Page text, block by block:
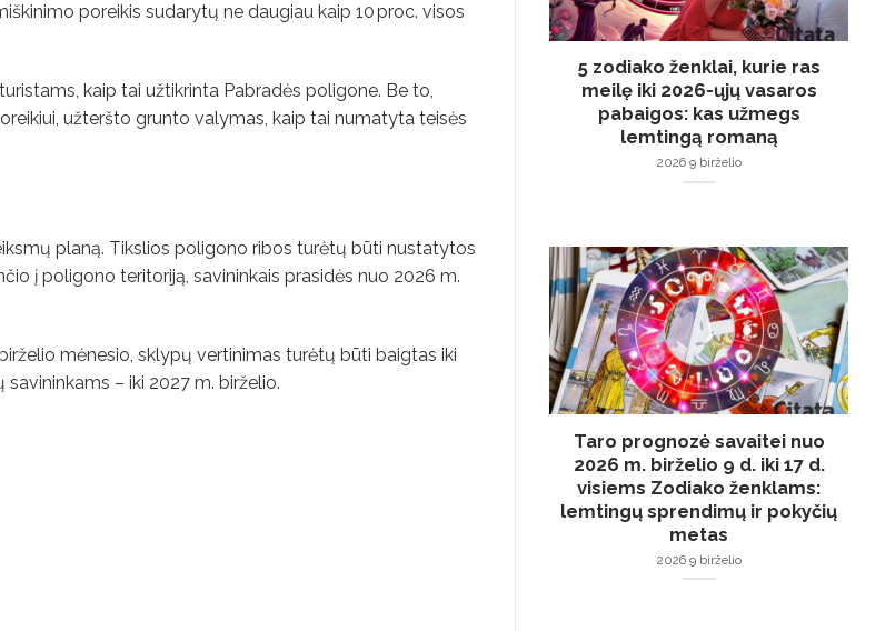
poreikis sudarytų ne daugiau kaip 10 proc. visos
kaip tai užtikrinta Pabradės poligone. Be to,
užteršto grunto valymas, kaip tai numatyta teisės
planą. Tikslios poligono ribos turėtų būti nustatytos
į poligono teritoriją, savininkais prasidės nuo 2026 m.
mėnesio, sklypų vertinimas turėtų būti baigtas iki
– iki 2027 m. birželio.
5 zodiako ženklai, kurie ras
meilę iki 2026-ųjų vasaros
pabaigos: kas užmegs
lemtingą romaną
2026 9 birželio
Taro prognozė savaitei nuo
2026 m. birželio 9 d. iki 17 d.
visiems Zodiako ženklams:
lemtingų sprendimų ir pokyčių
metas
2026 9 birželio